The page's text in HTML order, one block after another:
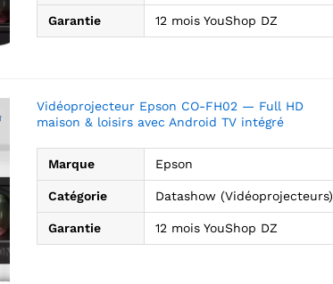
Garantie 12 mois YouShop DZ
Vidéoprojecteur Epson CO-FH02 — Full HD
maison & loisirs avec Android TV intégré
Marque Epson
Catégorie Datashow (Vidéoprojecteurs)
Garantie 12 mois YouShop DZ